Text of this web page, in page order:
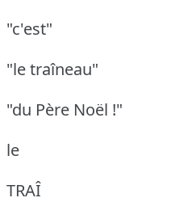
"c'est"
"le traîneau"
"du Père Noël !"
le
TRAÎ